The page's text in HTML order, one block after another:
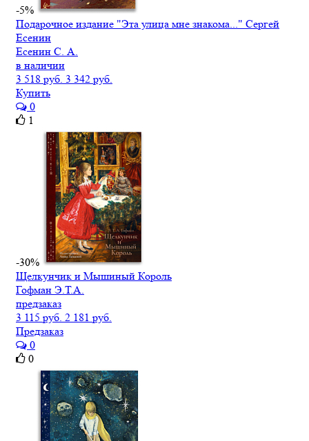
-5%
Подарочное издание "Эта улица мне знакома..." Сергей
Есенин
Есенин С. А.
в наличии
3 518 руб. 3 342 руб.
Купить
0
1
-30%
Щелкунчик и Мышиный Король
Гофман Э.Т.А.
предзаказ
3 115 руб. 2 181 руб.
Предзаказ
0
0